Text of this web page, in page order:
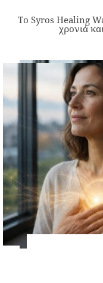
Το Syros Healing
χρονιά